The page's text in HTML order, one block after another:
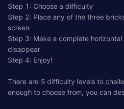
Step 1: Choose a difficulty
Step 2: Place any of the three
screen
Step 3: Make a complete
disappear
Step 4: Enjoy!
There are 5 difficulty levels to
enough to choose from, you can